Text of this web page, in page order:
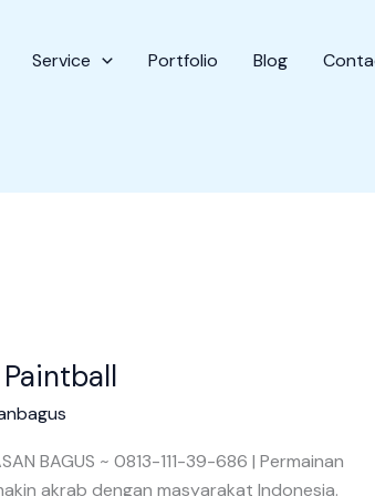
Service Portfolio Blog
BAGUS ~ 0813-111-39-686 | Permainan
akrab dengan masyarakat Indonesia.